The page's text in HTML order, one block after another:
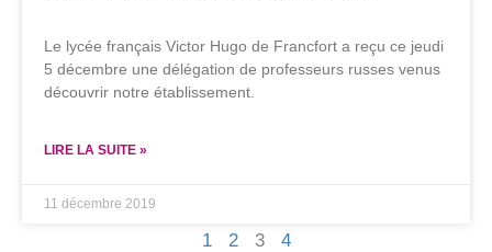
Le lycée français Victor Hugo de Francfort a reçu ce jeudi
5 décembre une délégation de professeurs russes venus
découvrir notre établissement.
LIRE LA SUITE »
11 décembre 2019
1 2 3 4